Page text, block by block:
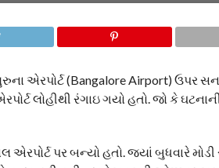
એરપોર્ટ (Bangalore Airport) ઉપર
લોહીથી રંગાઇ ગયો હતો. જો કે
પર બન્યો હતો. જ્યાં બુધવારે મોડી